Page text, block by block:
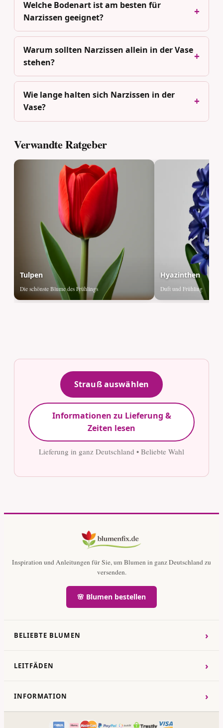
Welche Bodenart ist am besten für
Narzissen geeignet?
Warum sollten Narzissen allein in der Vase
stehen?
Wie lange halten sich Narzissen in der
Vase?
Verwandte Ratgeber
Tulpen
Die schönste Blume des Frühlings
Hyazinthen
Duft und Frühling
Strauß auswählen
Informationen zu Lieferung &
Zeiten lesen
Lieferung in ganz Deutschland • Beliebte Wahl
Inspiration und Anleitungen für Sie, um Blumen in ganz Deutschland zu
versenden.
🌸 Blumen bestellen
BELIEBTE BLUMEN ›
LEITFÄDEN ›
INFORMATION ›